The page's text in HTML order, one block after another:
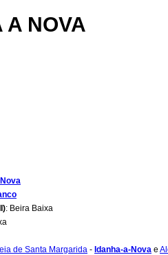
A NOVA
: Beira Baixa
de Santa Margarida - Idanha-a-Nova e